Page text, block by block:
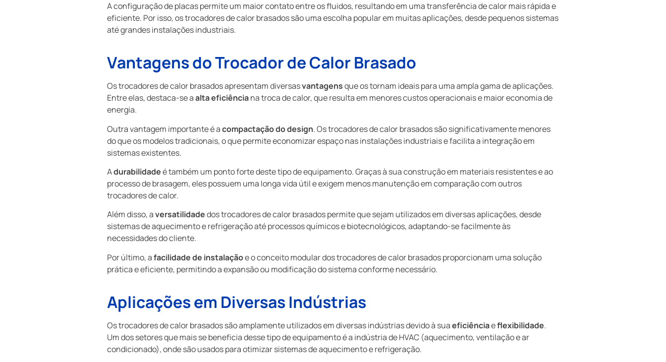
A configuração de placas permite um maior contato entre os fluidos, resultando em uma transferência de calor mais rápida e
eficiente. Por isso, os trocadores de calor brasados são uma escolha popular em muitas aplicações, desde pequenos sistemas
até grandes instalações industriais.
Vantagens do Trocador de Calor Brasado
Os trocadores de calor brasados apresentam diversasvantagensque os tornam ideais para uma ampla gama de aplicações.
Entre elas, destaca-se aalta eficiênciana troca de calor, que resulta em menores custos operacionais e maior economia de
energia.
Outra vantagem importante é acompactação do design. Os trocadores de calor brasados são significativamente menores
do que os modelos tradicionais, o que permite economizar espaço nas instalações industriais e facilita a integração em
sistemas existentes.
Adurabilidadeé também um ponto forte deste tipo de equipamento. Graças à sua construção em materiais resistentes e ao
processo de brasagem, eles possuem uma longa vida útil e exigem menos manutenção em comparação com outros
trocadores de calor.
Além disso, aversatilidadedos trocadores de calor brasados permite que sejam utilizados em diversas aplicações, desde
sistemas de aquecimento e refrigeração até processos químicos e biotecnológicos, adaptando-se facilmente às
necessidades do cliente.
Por último, afacilidade de instalaçãoe o conceito modular dos trocadores de calor brasados proporcionam uma solução
prática e eficiente, permitindo a expansão ou modificação do sistema conforme necessário.
Aplicações em Diversas Indústrias
Os trocadores de calor brasados são amplamente utilizados em diversas indústrias devido à suaeficiênciaeflexibilidade.
Um dos setores que mais se beneficia desse tipo de equipamento é a indústria de HVAC (aquecimento, ventilação e ar
condicionado), onde são usados para otimizar sistemas de aquecimento e refrigeração.